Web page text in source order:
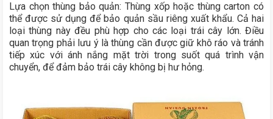
Lựa chọn thùng bảo quản: Thùng xốp hoặc thùng carton có
thể được sử dụng để bảo quản sầu riêng xuất khẩu. Cả hai
loại thùng này đều phù hợp cho các loại trái cây lớn. Điều
quan trọng phải lưu ý là thùng cần được giữ khô ráo và tránh
tiếp xúc với ánh nắng mặt trời trong suốt quá trình vận
chuyển, để đảm bảo trái cây không bị hư hỏng.